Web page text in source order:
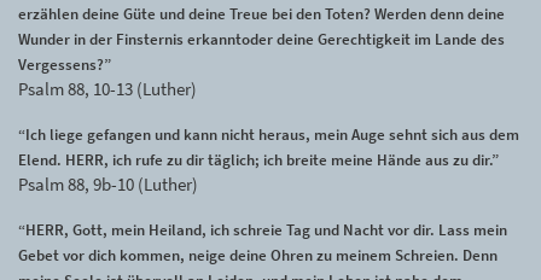
erzählen deine Güte und deine Treue bei den Toten? Werden denn deine
Wunder in der Finsternis erkanntoder deine Gerechtigkeit im Lande des
Vergessens?”
Psalm 88, 10-13 (Luther)
“Ich liege gefangen und kann nicht heraus, mein Auge sehnt sich aus dem
Elend. HERR, ich rufe zu dir täglich; ich breite meine Hände aus zu dir.”
Psalm 88, 9b-10 (Luther)
“HERR, Gott, mein Heiland, ich schreie Tag und Nacht vor dir. Lass mein
Gebet vor dich kommen, neige deine Ohren zu meinem Schreien. Denn